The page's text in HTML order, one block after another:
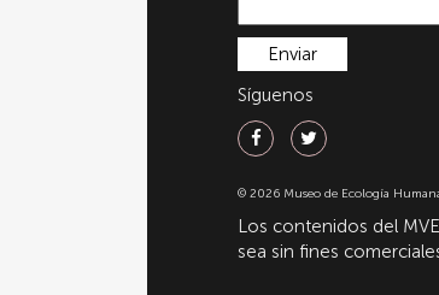
Síguenos
© 2026 Museo de Ecología
Los contenidos del
sea sin fines